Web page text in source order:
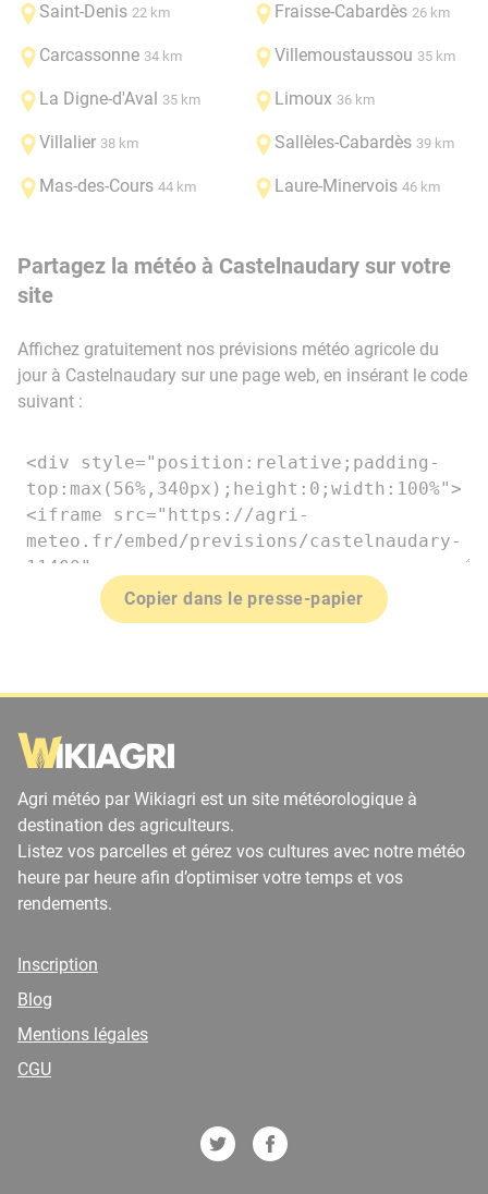
Saint-Denis 22 km Fraisse-Cabardès 26 km
Carcassonne 34 km Villemoustaussou 35 km
La Digne-d'Aval 35 km Limoux 36 km
Villalier 38 km Sallèles-Cabardès 39 km
Mas-des-Cours 44 km Laure-Minervois 46 km
Partagez la météo à Castelnaudary sur votre
site
Affichez gratuitement nos prévisions météo agricole du
jour à Castelnaudary sur une page web, en insérant le code
suivant :
Copier dans le presse-papier
Agri météo par Wikiagri est un site météorologique à
destination des agriculteurs.
Listez vos parcelles et gérez vos cultures avec notre météo
heure par heure afin d’optimiser votre temps et vos
rendements.
Inscription
Blog
Mentions légales
CGU